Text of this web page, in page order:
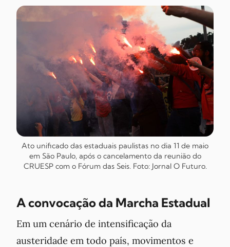
Ato unificado das estaduais paulistas no dia 11 de maio
em São Paulo, após o cancelamento da reunião do
CRUESP com o Fórum das Seis. Foto: Jornal O Futuro.
A convocação da Marcha Estadual
Em um cenário de intensificação da
austeridade em todo país, movimentos e